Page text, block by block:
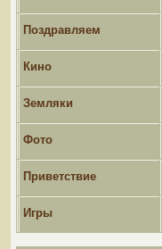
Поздравляем
Кино
Земляки
Фото
Приветствие
Игры